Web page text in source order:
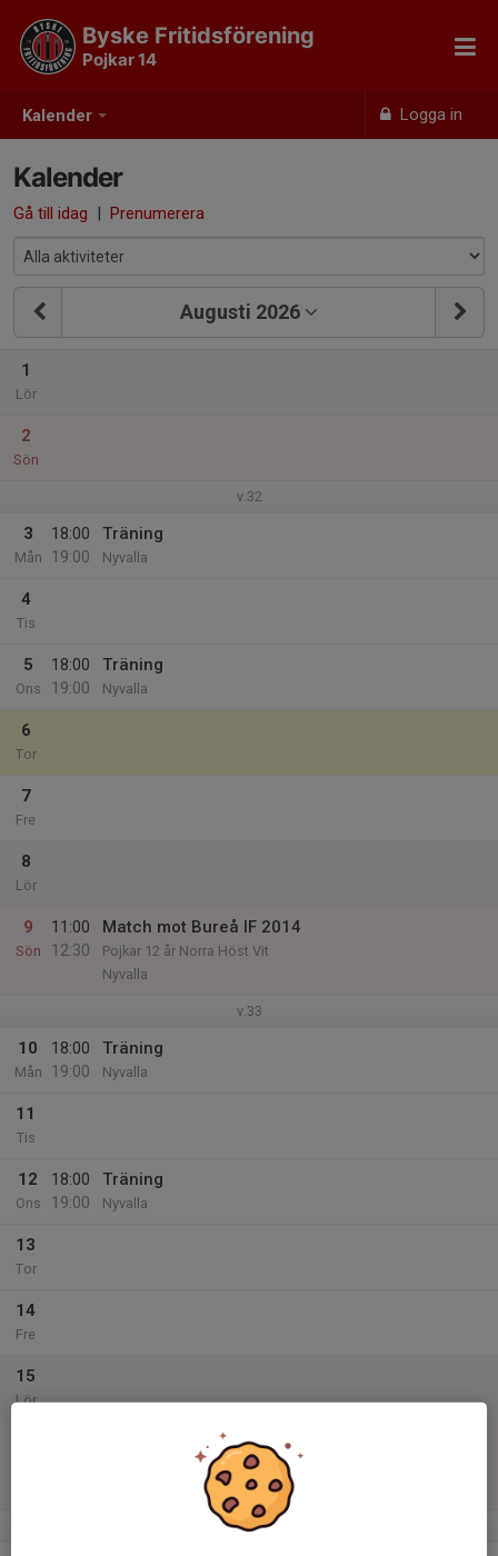
Kalender Logga in
Byske Fritidsförening
Pojkar 14
Kalender
Gå till idag | Prenumerera
Augusti 2026
1
Lör
2
Sön
v.32
3
Mån
18:00
19:00
Träning
Nyvalla
4
Tis
5
Ons
18:00
19:00
Träning
Nyvalla
6
Tor
7
Fre
8
Lör
9
Sön
11:00
12:30
Match mot Bureå IF 2014
Pojkar 12 år Norra Höst Vit
Nyvalla
v.33
10
Mån
18:00
19:00
Träning
Nyvalla
11
Tis
12
Ons
18:00
19:00
Träning
Nyvalla
13
Tor
14
Fre
15
Lör
Match mot IFK Bjurfors
Pojkar 12 år Norra Höst Vit
v.34